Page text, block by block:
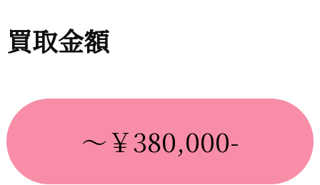
買取金額
～￥380,000-